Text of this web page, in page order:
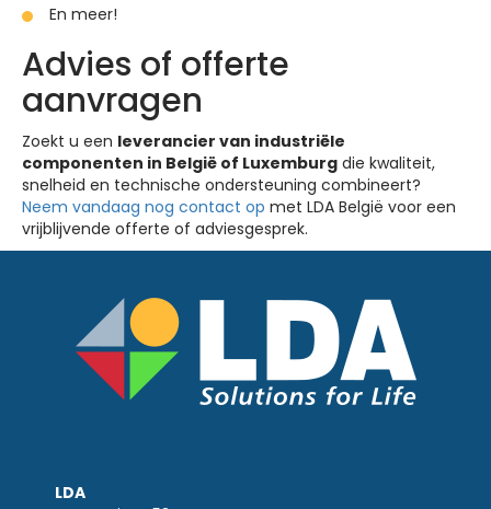
En meer!
Advies of offerte
aanvragen
Zoekt u een leverancier van industriële
componenten in België of Luxemburg die kwaliteit,
snelheid en technische ondersteuning combineert?
Neem vandaag nog contact op met LDA België voor een
vrijblijvende offerte of adviesgesprek.
LDA